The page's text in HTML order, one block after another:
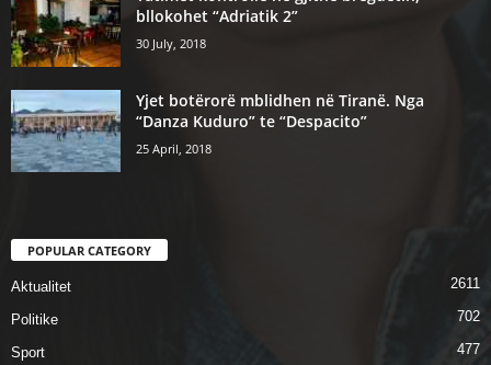
bllokohet “Adriatik 2”
30 July, 2018
Yjet botërorë mblidhen në Tiranë. Nga
“Danza Kuduro” te “Despacito”
25 April, 2018
POPULAR CATEGORY
Aktualitet 2611
Politike 702
Sport 477